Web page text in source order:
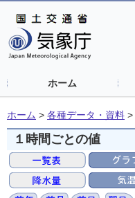
ホーム
ホーム > 各種データ・資料 >
１時間ごとの値